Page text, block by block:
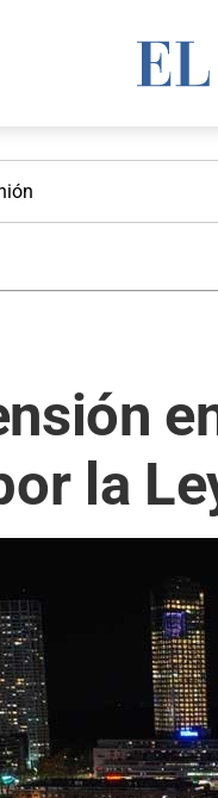
la